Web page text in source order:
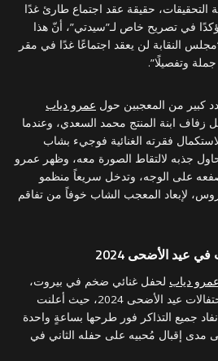
التحقيقات، حقيقة عقد اجتماع طارئ غدًا
في تصريح خاص لـ”سيدتي”، أنّ هذا
النقابة لن يعقد اجتماعًا غدًا في مقر
وتفصيلًا”.
كبير من المعجبين حول عمرو دياب
ابنة المنتج محمد السعدي، وعندما
فقرته الغنائية فوجيء بشاب
جذبه لالتقاط الصورة معه، وظهر عمرو
على الوجه، وتدخل سريعاً منظمو
لإبعاد المعجب الشاب خوفاً من تفاقم
عيد الأضحى 2024
عمرو دياب لحفل غنائي ضخم في بيروت،
يوم 15 يونيو الجاري؛ ضمن احتفالات عيد الأضحى 2024، حيث أعلنت
جميع التذاكر فور طرحها بساعةٍ واحدة
مدى إقبال مُحبيه على حفله الثاني في